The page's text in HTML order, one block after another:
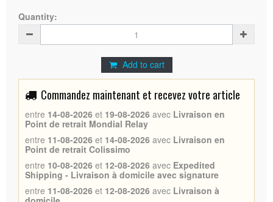
Quantity:
Add to cart
Commandez maintenant et recevez votre article
entre 14-08-2026 et 19-08-2026 avec Livraison en
Point de retrait Mondial Relay
entre 11-08-2026 et 14-08-2026 avec Livraison en
Point de retrait Colissimo
entre 10-08-2026 et 12-08-2026 avec Expedited
Shipping - Livraison à domicile avec signature
entre 11-08-2026 et 12-08-2026 avec Livraison à